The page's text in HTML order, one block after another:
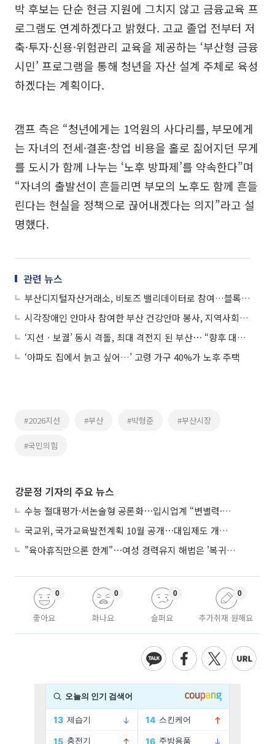
박 후보는 단순 현금 지원에 그치지 않고 금융교육 프
로그램도 연계하겠다고 밝혔다. 고교 졸업 전부터 저
축·투자·신용·위험관리 교육을 제공하는 ‘부산형 금융
시민’ 프로그램을 통해 청년을 자산 설계 주체로 육성
하겠다는 계획이다.
캠프 측은 “청년에게는 1억원의 사다리를, 부모에게
는 자녀의 전세·결혼·창업 비용을 홀로 짊어지던 무게
를 도시가 함께 나누는 ‘노후 방파제’를 약속한다”며
“자녀의 출발선이 흔들리면 부모의 노후도 함께 흔들
린다는 현실을 정책으로 끊어내겠다는 의지”라고 설
명했다.
관련 뉴스
부산디지털자산거래소, 비토즈 밸리데이터로 참여…블록체인 신뢰 기반 확대
시각장애인 안마사 참여한 부산 건강안마 봉사, 지역사회 복지 새 모델
‘지선ㆍ보궐’ 동시 격돌, 최대 격전지 된 부산⋯ “향후 대선 구도 영향”
‘아파도 집에서 늙고 싶어…’ 고령 가구 40%가 노후 주택
#2026지선 #부산 #박형준 #부산시장
#국민의힘
강문정 기자의 주요 뉴스
수능 절대평가·서논술형 공론화⋯입시업계 “변별력·사교육 대책 먼저”
국교위, 국가교육발전계획 10월 공개⋯대입제도 개편 공론화 추진
"육아휴직만으론 한계"⋯여성 경력유지 해법은 '복귀 후 유연근무’
좋아요
0
화나요
0
슬퍼요
0
추가취재 원해요
0